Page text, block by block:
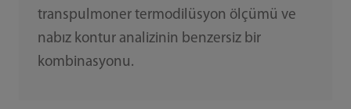
transpulmoner termodilüsyon ölçümü ve
nabız kontur analizinin benzersiz bir
kombinasyonu.